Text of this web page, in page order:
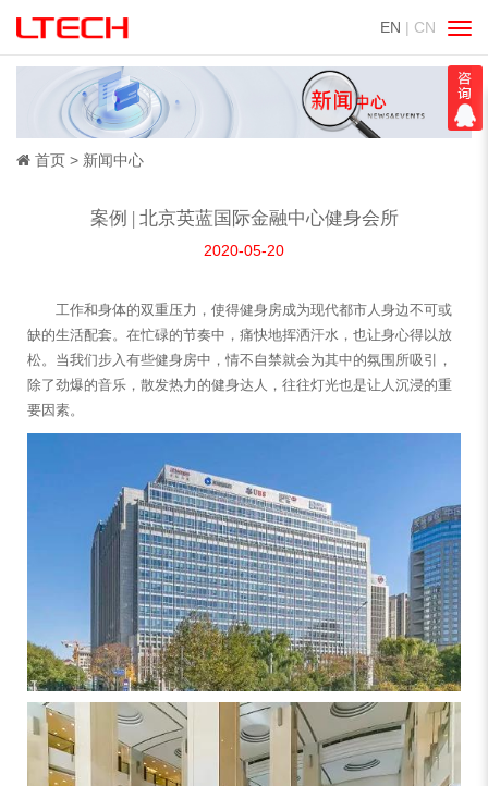
EN | CN
切
换
导
航
首页 新闻中心
案例 | 北京英蓝国际金融中心健身会所
2020-05-20
工作和身体的双重压力，使得健身房成为现代都市人身边不可或
缺的生活配套。在忙碌的节奏中，痛快地挥洒汗水，也让身心得以放
松。当我们步入有些健身房中，情不自禁就会为其中的氛围所吸引，
除了劲爆的音乐，散发热力的健身达人，往往灯光也是让人沉浸的重
要因素。